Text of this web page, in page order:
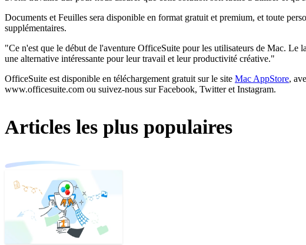
Documents et Feuilles sera disponible en format gratuit et premium, et toute
supplémentaires.
"Ce n'est que le début de l'aventure OfficeSuite pour les utilisateurs de Mac. Le
une alternative intéressante pour leur travail et leur productivité créative."
OfficeSuite est disponible en téléchargement gratuit sur le site Mac AppStore,
www.officesuite.com ou suivez-nous sur Facebook, Twitter et Instagram.
Articles les plus populaires